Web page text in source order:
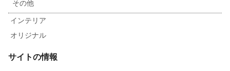
その他
インテリア
オリジナル
サイトの情報